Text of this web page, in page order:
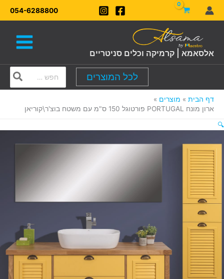
דילוג
לתוכן
054-6288800
אלסאמא | קרמיקה וכלים סניטריים
לכל המוצרים
for:
דף הבית
מוצרים
ארון מונח PORTUGAL פורטוגל 150 ס"מ עם משטח בוצ'ר\קוריאן
🔍